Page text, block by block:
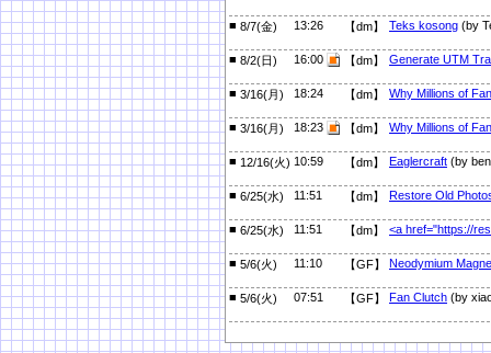
■ 8/7(金) 13:26 【dm】 Teks kosong (by
■ 8/2(日) 16:00 【dm】 Generate UTM
■ 3/16(月) 18:24 【dm】 Why Millions of
■ 3/16(月) 18:23 【dm】 Why Millions of
■ 12/16(火) 10:59 【dm】 Eaglercraft (by
■ 6/25(水) 11:51 【dm】 Restore Old
■ 6/25(水) 11:51 【dm】 <a href="https://
■ 5/6(火) 11:10 【GF】 Neodymium
■ 5/6(火) 07:51 【GF】 Fan Clutch (by